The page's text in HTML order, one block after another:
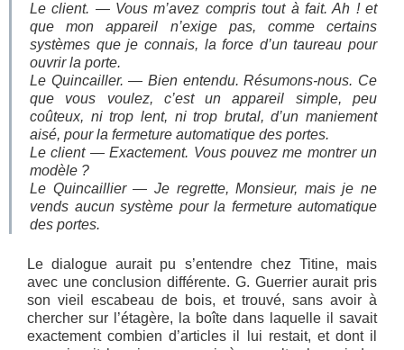
Le client. — Vous m’avez compris tout à fait. Ah ! et
que mon appareil n’exige pas, comme certains
systèmes que je connais, la force d’un taureau pour
ouvrir la porte.
Le Quincailler. — Bien entendu. Résumons-nous. Ce
que vous voulez, c’est un appareil simple, peu
coûteux, ni trop lent, ni trop brutal, d’un maniement
aisé, pour la fermeture automatique des portes.
Le client — Exactement. Vous pouvez me montrer un
modèle ?
Le Quincaillier — Je regrette, Monsieur, mais je ne
vends aucun système pour la fermeture automatique
des portes.
Le dialogue aurait pu s’entendre chez Titine, mais
avec une conclusion différente. G. Guerrier aurait pris
son vieil escabeau de bois, et trouvé, sans avoir à
chercher sur l’étagère, la boîte dans laquelle il savait
exactement combien d’articles il lui restait, et dont il